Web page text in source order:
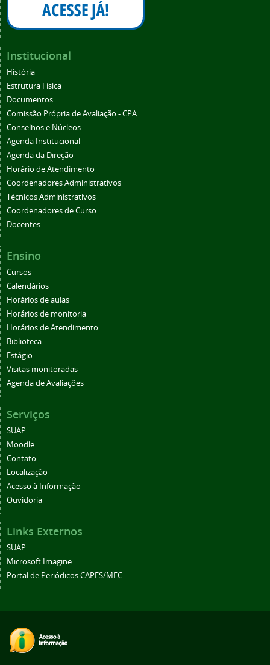
Institucional
História
Estrutura Física
Documentos
Comissão Própria de Avaliação - CPA
Conselhos e Núcleos
Agenda Institucional
Agenda da Direção
Horário de Atendimento
Coordenadores Administrativos
Técnicos Administrativos
Coordenadores de Curso
Docentes
Ensino
Cursos
Calendários
Horários de aulas
Horários de monitoria
Horários de Atendimento
Biblioteca
Estágio
Visitas monitoradas
Agenda de Avaliações
Serviços
SUAP
Moodle
Contato
Localização
Acesso à Informação
Ouvidoria
Links Externos
SUAP
Microsoft Imagine
Portal de Periódicos CAPES/MEC